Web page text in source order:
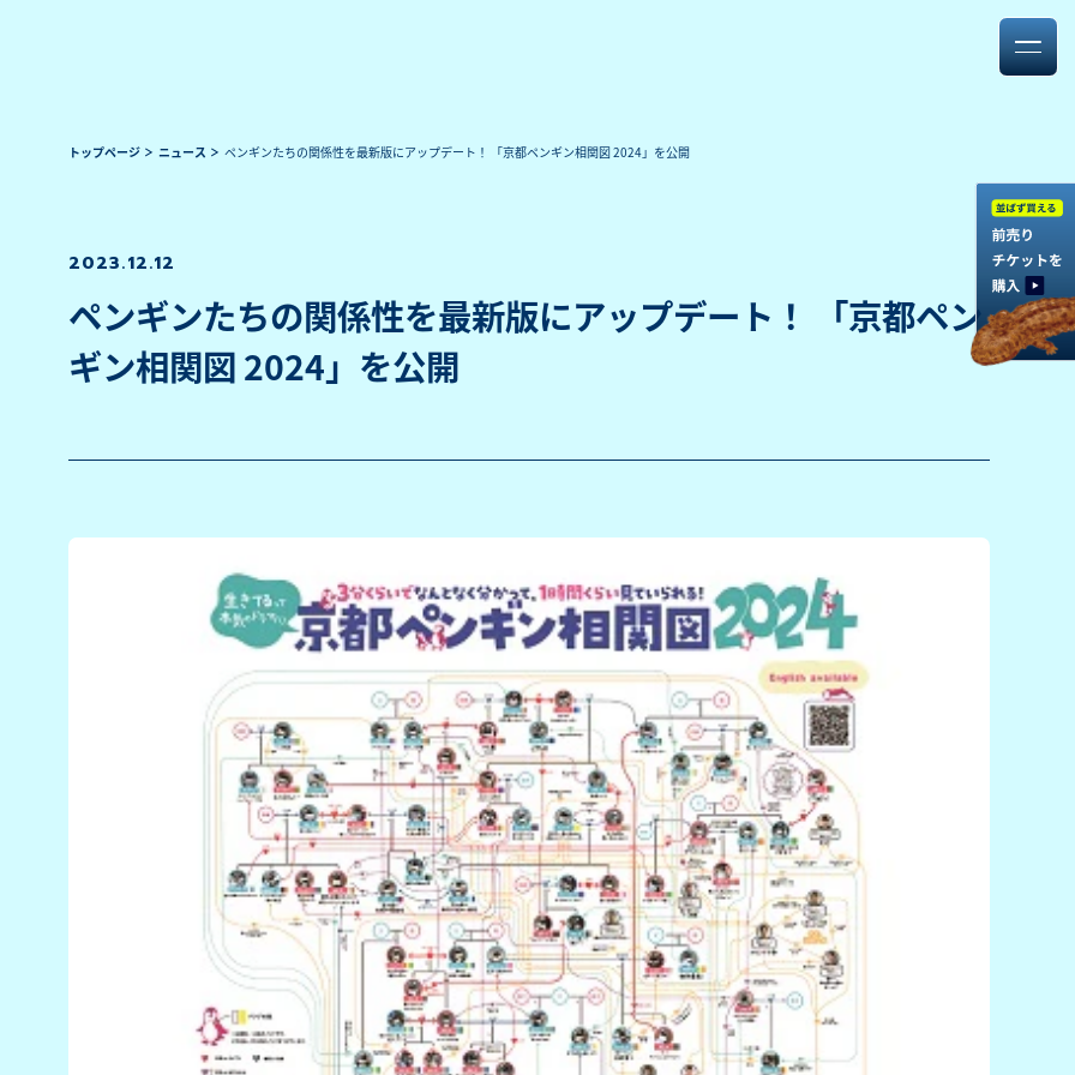
トップページ ニュース ペンギンたちの関係性を最新版にアップデート！ 「京都ペンギン相関図 2024」を公開
2023.12.12
ペンギンたちの関係性を最新版にアップデート！ 「京都ペン
ギン相関図 2024」を公開